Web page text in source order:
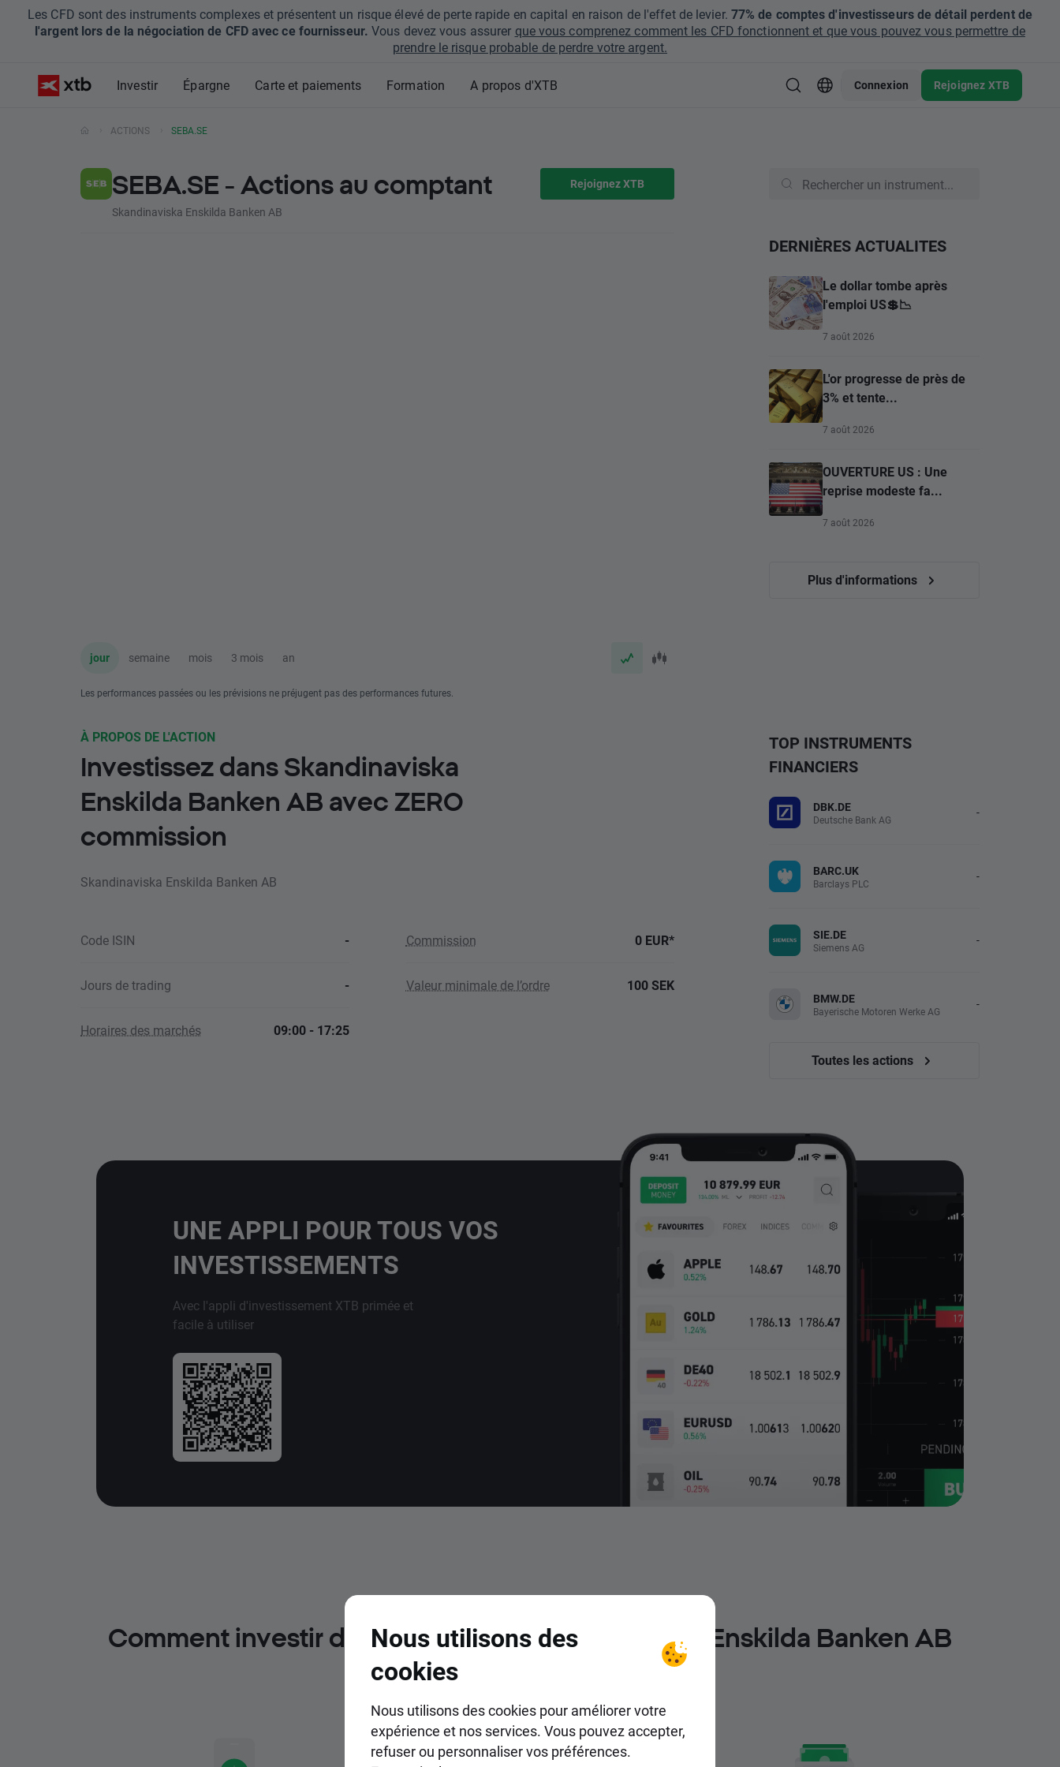
Les CFD sont des instruments complexes et présentent un risque élevé de perte rapide en capital en raison de l'effet de levier. 77% de comptes d'investisseurs de détail perdent de
l'argent lors de la négociation de CFD avec ce fournisseur. Vous devez vous assurer que vous comprenez comment les CFD fonctionnent et que vous pouvez vous permettre de
prendre le risque probable de perdre votre argent.
Investir Épargne Carte et paiements Formation A propos d'XTB Connexion Rejoignez XTB
ACTIONS SEBA.SE
SEBA.SE - Actions au comptant
Skandinaviska Enskilda Banken AB
Rejoignez XTB
jour semaine mois 3 mois an
Les performances passées ou les prévisions ne préjugent pas des performances futures.
DERNIÈRES ACTUALITES
Le dollar tombe après
l'emploi US💲📉
7 août 2026
L'or progresse de près de
3% et tente...
7 août 2026
OUVERTURE US : Une
reprise modeste fa...
7 août 2026
Plus d'informations
À PROPOS DE L'ACTION
Investissez dans Skandinaviska
Enskilda Banken AB avec ZERO
commission
Skandinaviska Enskilda Banken AB
Code ISIN - Commission 0 EUR*
Jours de trading - Valeur minimale de l’ordre 100 SEK
Horaires des marchés 09:00 - 17:25
TOP INSTRUMENTS
FINANCIERS
DBK.DE
Deutsche Bank AG -
BARC.UK
Barclays PLC -
SIE.DE
Siemens AG -
BMW.DE
Bayerische Motoren Werke AG -
Toutes les actions
UNE APPLI POUR TOUS VOS
INVESTISSEMENTS
Avec l'appli d'investissement XTB primée et
facile à utiliser
Comment investir dans les actions Skandinaviska Enskilda Banken AB
Nous utilisons des
cookies
Nous utilisons des cookies pour améliorer votre
expérience et nos services. Vous pouvez accepter,
refuser ou personnaliser vos préférences.